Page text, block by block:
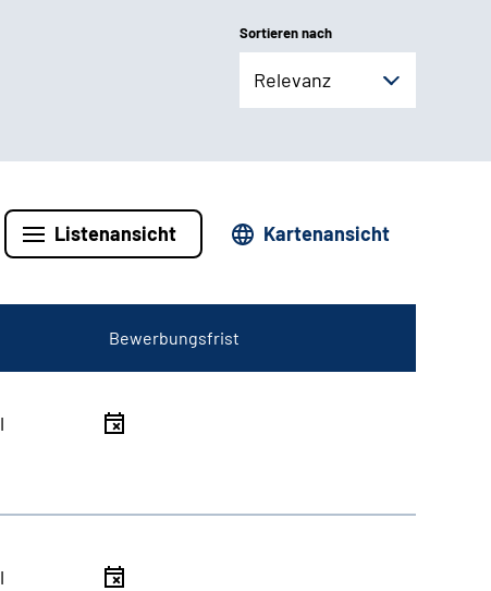
Sortieren nach
Relevanz
Listenansicht Kartenansicht
Bewerbungsfrist